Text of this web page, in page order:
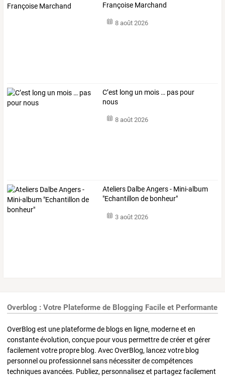
Françoise Marchand
8 août 2026
C’est long un mois … pas pour
nous
8 août 2026
Ateliers Dalbe Angers - Mini-album
"Echantillon de bonheur"
3 août 2026
Overblog : Votre Plateforme de Blogging Facile et Performante
OverBlog est une plateforme de blogs en ligne, moderne et en
constante évolution, conçue pour vous permettre de créer et gérer
facilement votre propre blog. Avec OverBlog, lancez votre blog
personnel ou professionnel sans nécessiter de compétences
techniques avancées. Publiez, personnalisez et partagez facilement